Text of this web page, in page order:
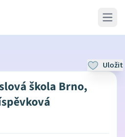
Open
Uložit
škola Brno,